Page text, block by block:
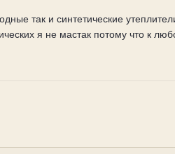
так и синтетические
я не мастак потому что к